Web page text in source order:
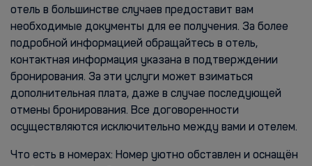
отель в большинстве случаев предоставит вам
необходимые документы для ее получения. За более
подробной информацией обращайтесь в отель,
контактная информация указана в подтверждении
бронирования. За эти услуги может взиматься
дополнительная плата, даже в случае последующей
отмены бронирования. Все договоренности
осуществляются исключительно между вами и отелем.
Что есть в номерах: Номер уютно обставлен и оснащён